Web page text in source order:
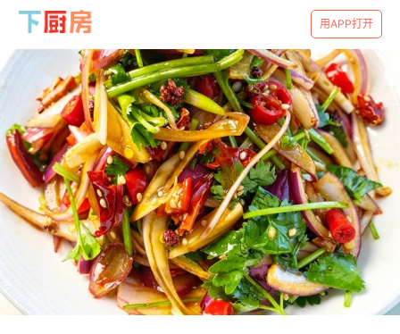
用APP打开